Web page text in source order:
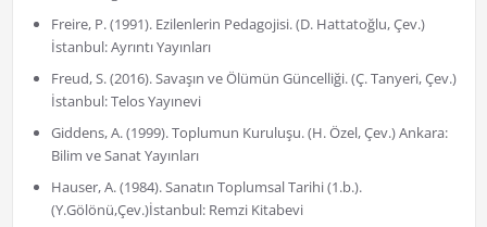
Freire, P. (1991). Ezilenlerin Pedagojisi. (D. Hattatoğlu, Çev.)
İstanbul: Ayrıntı Yayınları
Freud, S. (2016). Savaşın ve Ölümün Güncelliği. (Ç. Tanyeri, Çev.)
İstanbul: Telos Yayınevi
Giddens, A. (1999). Toplumun Kuruluşu. (H. Özel, Çev.) Ankara:
Bilim ve Sanat Yayınları
Hauser, A. (1984). Sanatın Toplumsal Tarihi (1.b.).
(Y.Gölönü,Çev.)İstanbul: Remzi Kitabevi